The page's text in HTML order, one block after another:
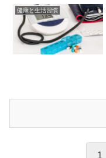
健康と生活習慣
1